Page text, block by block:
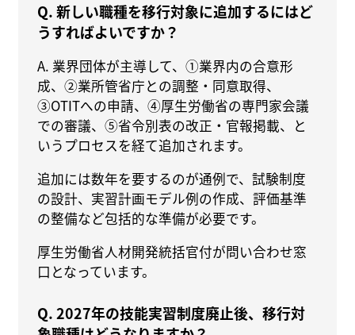
Q. 新しい職種を移行対象に追加するにはど
うすればよいですか？
A. 業界団体が主導して、①業界内の合意形
成、②業所管省庁との調整・同意取得、
③OTITへの申請、④厚生労働省の専門家会議
での審議、⑤省令別表の改正・官報掲載、と
いうプロセスを経て追加されます。
追加には数年を要するのが通例で、試験制度
の設計、実習計画モデル例の作成、評価基準
の整備など包括的な準備が必要です。
厚生労働省人材開発統括官付が問い合わせ窓
口となっています。
Q. 2027年の技能実習制度廃止後、移行対